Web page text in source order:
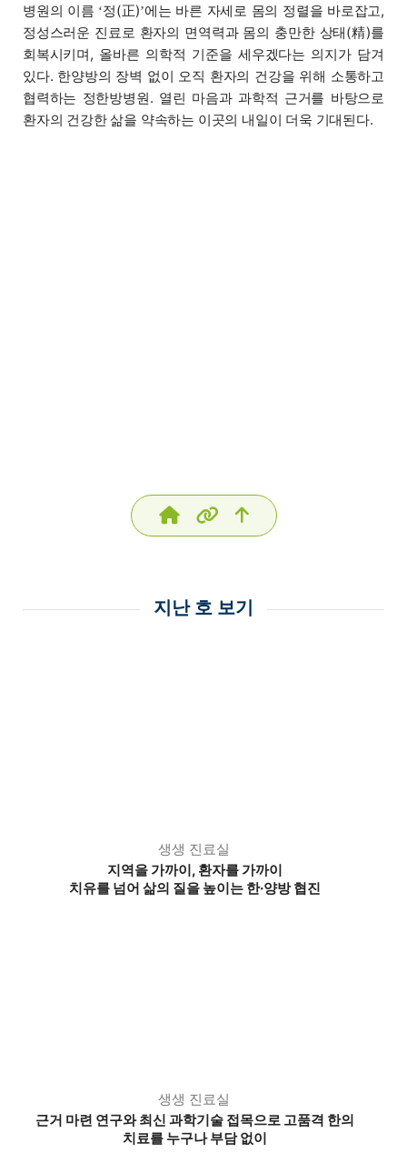
병원의 이름 ‘정(正)’에는 바른 자세로 몸의 정렬을 바로잡고,
정성스러운 진료로 환자의 면역력과 몸의 충만한 상태(精)를
회복시키며, 올바른 의학적 기준을 세우겠다는 의지가 담겨
있다. 한양방의 장벽 없이 오직 환자의 건강을 위해 소통하고
협력하는 정한방병원. 열린 마음과 과학적 근거를 바탕으로
환자의 건강한 삶을 약속하는 이곳의 내일이 더욱 기대된다.
지난 호 보기
생생 진료실
지역을 가까이, 환자를 가까이
치유를 넘어 삶의 질을 높이는 한·양방 협진
생생 진료실
근거 마련 연구와 최신 과학기술 접목으로 고품격 한의
치료를 누구나 부담 없이